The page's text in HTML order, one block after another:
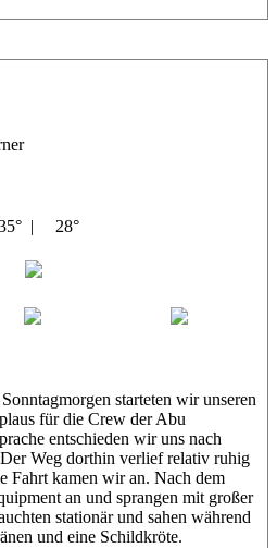
| 28°
starteten wir unseren
für die Crew der Abu
entschieden wir uns nach
Weg dorthin verlief relativ ruhig
Fahrt kamen wir an. Nach dem
an und sprangen mit großer
stationär und sahen während
und eine Schildkröte.